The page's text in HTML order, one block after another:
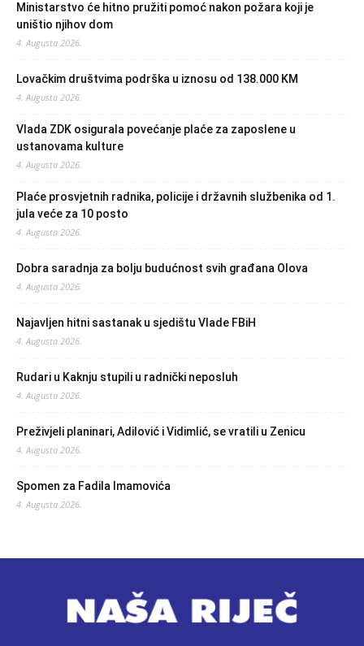
Ministarstvo će hitno pružiti pomoć nakon požara koji je
uništio njihov dom
4. Augusta 2026.
Lovačkim društvima podrška u iznosu od 138.000 KM
4. Augusta 2026.
Vlada ZDK osigurala povećanje plaće za zaposlene u
ustanovama kulture
4. Augusta 2026.
Plaće prosvjetnih radnika, policije i državnih službenika od 1.
jula veće za 10 posto
4. Augusta 2026.
Dobra saradnja za bolju budućnost svih građana Olova
4. Augusta 2026.
Najavljen hitni sastanak u sjedištu Vlade FBiH
4. Augusta 2026.
Rudari u Kaknju stupili u radnički neposluh
4. Augusta 2026.
Preživjeli planinari, Adilović i Vidimlić, se vratili u Zenicu
4. Augusta 2026.
Spomen za Fadila Imamovića
4. Augusta 2026.